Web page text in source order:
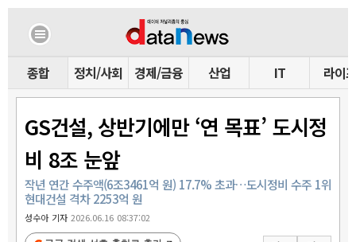
종합 정치/사회 경제/금융 산업 IT 라이프
GS건설, 상반기에만 ‘연 목표’ 도시정
비 8조 눈앞
작년 연간 수주액(6조3461억 원) 17.7% 초과…도시정비 수주 1위
현대건설 격차 2253억 원
성수아 기자2026.06.16 08:37:02